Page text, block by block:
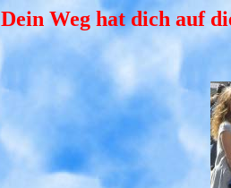
Dein Weg hat dich auf